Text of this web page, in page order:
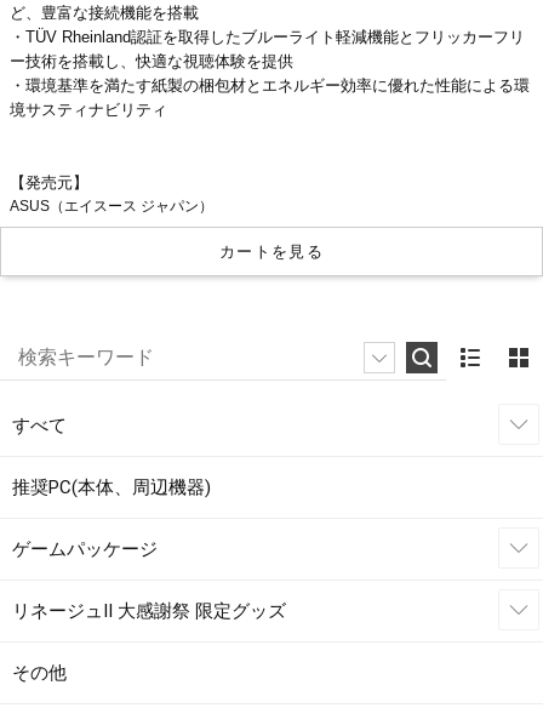
ど、豊富な接続機能を搭載
・TÜV Rheinland認証を取得したブルーライト軽減機能とフリッカーフリ
ー技術を搭載し、快適な視聴体験を提供
・環境基準を満たす紙製の梱包材とエネルギー効率に優れた性能による環
境サスティナビリティ
【発売元】
ASUS（エイスース ジャパン）
カートを見る
すべて
推奨PC(本体、周辺機器)
ゲームパッケージ
リネージュII 大感謝祭 限定グッズ
その他